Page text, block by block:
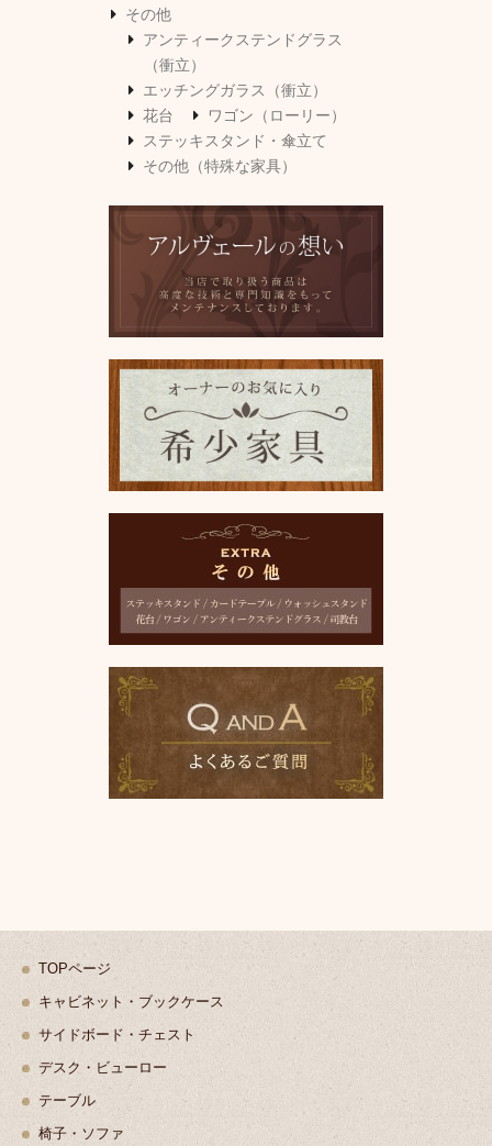
その他
アンティークステンドグラス
（衝立）
エッチングガラス（衝立）
花台
ワゴン（ローリー）
ステッキスタンド・傘立て
その他（特殊な家具）
TOPページ
キャビネット・ブックケース
サイドボード・チェスト
デスク・ビューロー
テーブル
椅子・ソファ